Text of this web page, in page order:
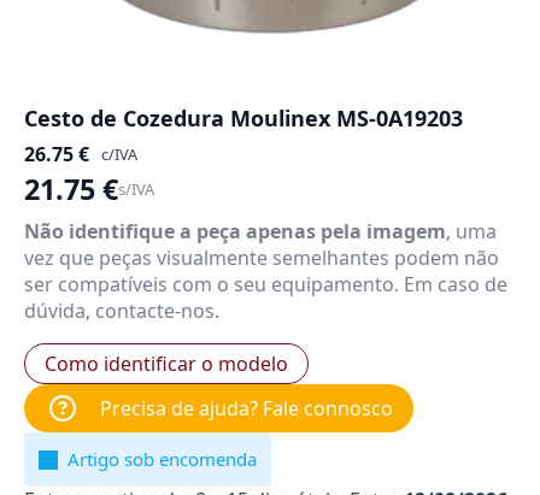
Cesto de Cozedura Moulinex MS-0A19203
26.75€ c/IVA
21.75€s/IVA
Não identifique a peça apenas pela imagem, uma
vez que peças visualmente semelhantes podem não
ser compatíveis com o seu equipamento. Em caso de
dúvida, contacte-nos.
Como identificar o modelo
Precisa de ajuda? Fale connosco
Artigo sob encomenda